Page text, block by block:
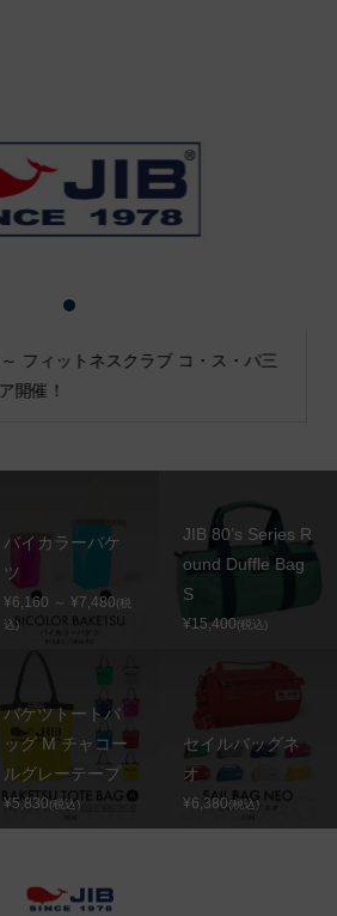
フィットネスクラブ コ・ス・パ三
開催！
2
バイカラーバケ
ツ
¥6,160 ～ ¥7,480(税
込)
JIB 80’s Series R
ound Duffle Bag
S
¥15,400(税込)
バケツトートバ
ッグ M チャコー
ルグレーテープ
¥5,830(税込)
セイルバッグネ
オ
¥6,380(税込)